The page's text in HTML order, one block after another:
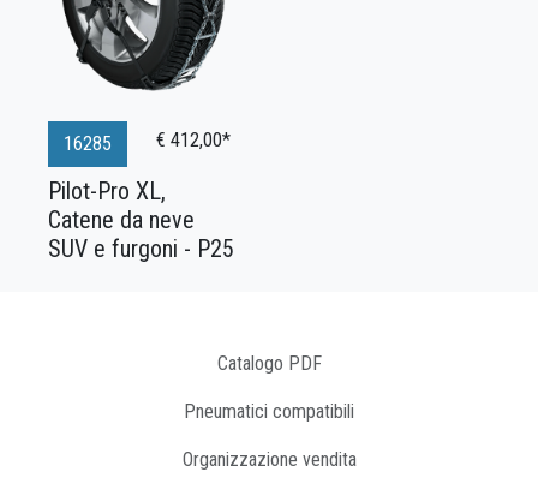
16285 € 412,00*
Pilot-Pro XL,
Catene da neve
SUV e furgoni - P25
Catalogo PDF
Pneumatici compatibili
Organizzazione vendita